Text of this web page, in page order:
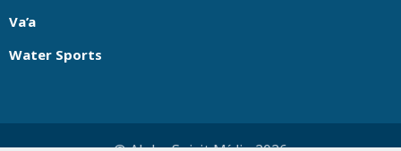
Va’a
Water Sports